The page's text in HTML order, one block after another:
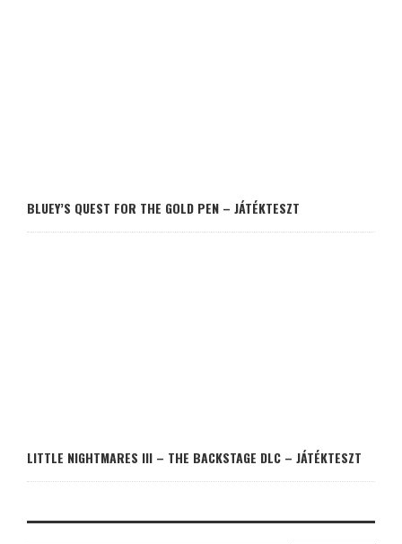
BLUEY’S QUEST FOR THE GOLD PEN – JÁTÉKTESZT
LITTLE NIGHTMARES III – THE BACKSTAGE DLC – JÁTÉKTESZT